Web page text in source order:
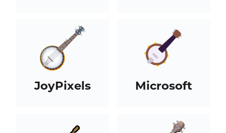
JoyPixels Microsoft